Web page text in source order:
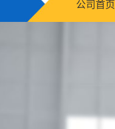
公司首页